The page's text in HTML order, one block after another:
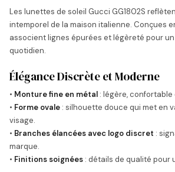
Les lunettes de soleil Gucci GG1802S
intemporel de la maison italienne. Conçues
associent lignes épurées et légèreté pour
quotidien.
Élégance Discrète et Moderne
• Monture fine en métal : légère,
• Forme ovale : silhouette douce qui met en
visage.
• Branches élancées avec logo discret :
marque.
• Finitions soignées : détails de qualité pour